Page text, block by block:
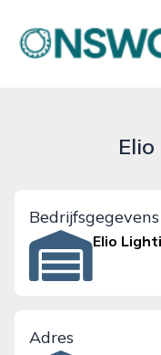
onswoerden.nl
Bedrijfsgegevens
Elio
Adres